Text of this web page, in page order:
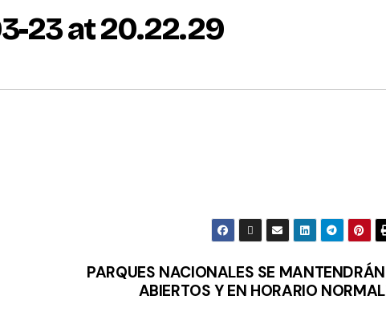
23 at 20.22.29
PARQUES NACIONALES SE MANTENDRÁN
ABIERTOS Y EN HORARIO NORMAL